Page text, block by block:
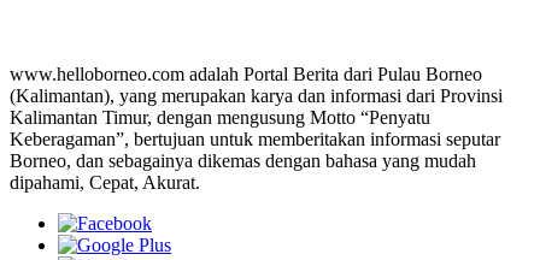
www.helloborneo.com adalah Portal Berita dari Pulau Borneo
(Kalimantan), yang merupakan karya dan informasi dari Provinsi
Kalimantan Timur, dengan mengusung Motto “Penyatu
Keberagaman”, bertujuan untuk memberitakan informasi seputar
Borneo, dan sebagainya dikemas dengan bahasa yang mudah
dipahami, Cepat, Akurat.